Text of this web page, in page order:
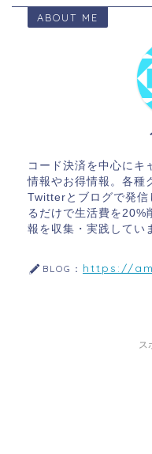
ABOUT ME
コード決済を中心にキ
情報やお得情報。各種
Twitterとブログで発信
るだけで生活費を20%
報を収集・実践してい
BLOG： https://
ス